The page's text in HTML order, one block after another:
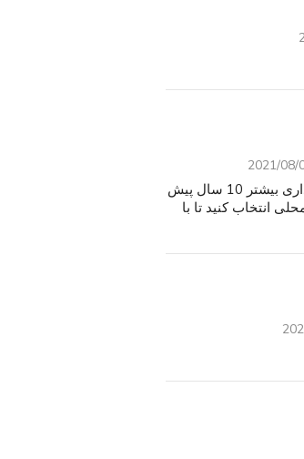
2021/08/
مورد استفاده امگا Seamaster ساعت اتوماتیک 2254. 50 برای فروش,. خریداری بیشتر 10 سال پیش
استفاده روزمره, بدون خش. $ 2550 شرکت. محلی انتخاب کنید تا با